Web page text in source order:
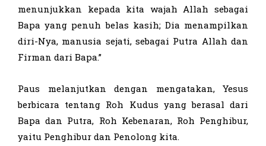
menunjukkan kepada kita wajah Allah sebagai
Bapa yang penuh belas kasih; Dia menampilkan
diri-Nya, manusia sejati, sebagai Putra Allah dan
Firman dari Bapa.”
Paus melanjutkan dengan mengatakan, Yesus
berbicara tentang Roh Kudus yang berasal dari
Bapa dan Putra, Roh Kebenaran, Roh Penghibur,
yaitu Penghibur dan Penolong kita.